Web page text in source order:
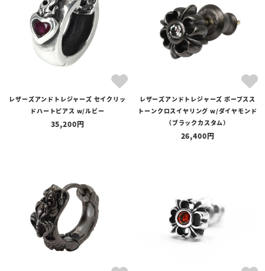
レザーズアンドトレジャーズ セイクリッ
ドハートピアス w/ルビー
35,200
レザーズアンドトレジャーズ ポープスス
トーンクロスイヤリング w/ダイヤモンド
（ブラックカスタム）
26,400